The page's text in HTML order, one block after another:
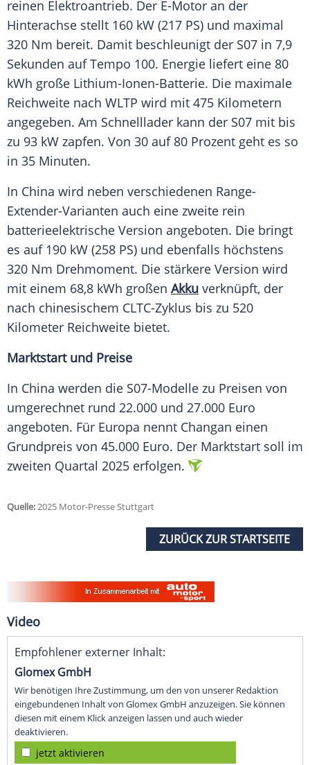
reinen Elektroantrieb. Der E-Motor an der
Hinterachse stellt 160 kW (217 PS) und maximal
320 Nm bereit. Damit beschleunigt der S07 in 7,9
Sekunden auf Tempo 100. Energie liefert eine 80
kWh große Lithium-Ionen-Batterie. Die maximale
Reichweite nach WLTP wird mit 475 Kilometern
angegeben. Am Schnelllader kann der S07 mit bis
zu 93 kW zapfen. Von 30 auf 80 Prozent geht es so
in 35 Minuten.
In China wird neben verschiedenen Range-
Extender-Varianten auch eine zweite rein
batterieelektrische Version angeboten. Die bringt
es auf 190 kW (258 PS) und ebenfalls höchstens
320 Nm Drehmoment. Die stärkere Version wird
mit einem 68,8 kWh großen Akku verknüpft, der
nach chinesischem CLTC-Zyklus bis zu 520
Kilometer Reichweite bietet.
Marktstart und Preise
In China werden die S07-Modelle zu Preisen von
umgerechnet rund 22.000 und 27.000 Euro
angeboten. Für Europa nennt Changan einen
Grundpreis von 45.000 Euro. Der Marktstart soll im
zweiten Quartal 2025 erfolgen.
Quelle:2025 Motor-Presse Stuttgart
ZURÜCK ZUR STARTSEITE
Video
Empfohlener externer Inhalt:
Glomex GmbH
Wir benötigen Ihre Zustimmung, um den von unserer Redaktion
eingebundenen Inhalt von Glomex GmbH anzuzeigen. Sie können
diesen mit einem Klick anzeigen lassen und auch wieder
deaktivieren.
jetzt aktivieren